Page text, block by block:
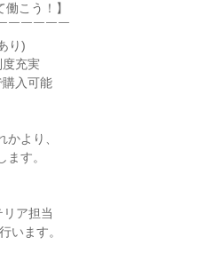
こう！】
￣￣￣￣￣
り)
充実
入可能
より、
す。